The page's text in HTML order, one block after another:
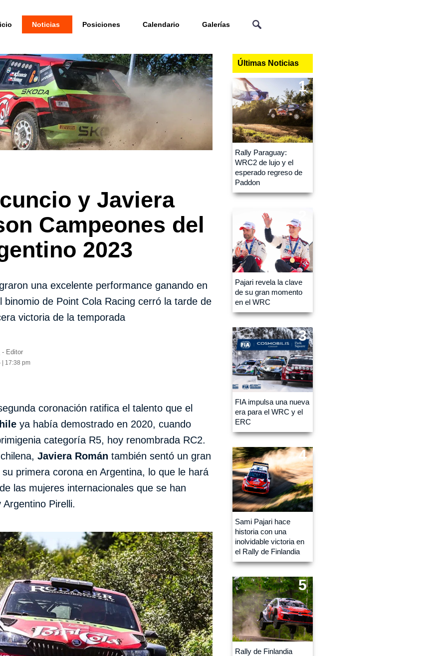
Noticias Posiciones Calendario Galerías
y Javiera
Campeones del
2023
una excelente performance ganando en
binomio de Point Cola Racing cerró la tarde de
victoria de la temporada
- Editor
| 17:38 pm
coronación ratifica el talento que el
ya había demostrado en 2020, cuando
categoría R5, hoy renombrada RC2.
Javiera Román también sentó un gran
primera corona en Argentina, lo que le hará
las mujeres internacionales que se han
Pirelli.
Últimas Noticias
1
Rally Paraguay:
WRC2 de lujo y el
esperado regreso de
Paddon
2
Pajari revela la clave
de su gran momento
en el WRC
3
FIA impulsa una nueva
era para el WRC y el
ERC
4
Sami Pajari hace
historia con una
inolvidable victoria en
el Rally de Finlandia
5
Rally de Finlandia